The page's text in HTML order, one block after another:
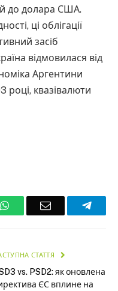
до долара США.
ці облігації
засіб
відмовилася від
Аргентини
році, квазівалюти
WhatsAppEmail
СТАТТЯ
vs. PSD2: як оновлена
ЄС вплине на